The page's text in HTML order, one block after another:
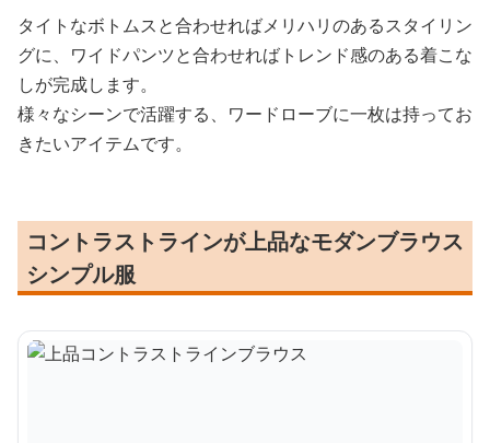
タイトなボトムスと合わせればメリハリのあるスタイリン
グに、ワイドパンツと合わせればトレンド感のある着こな
しが完成します。
様々なシーンで活躍する、ワードローブに一枚は持ってお
きたいアイテムです。
コントラストラインが上品なモダンブラウス
シンプル服